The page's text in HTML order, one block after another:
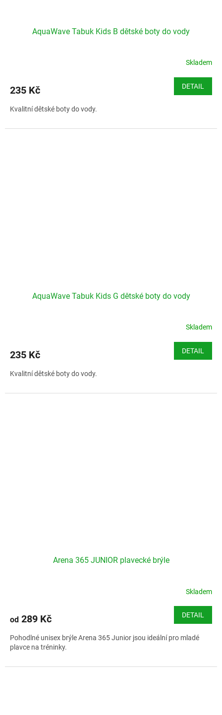
AquaWave Tabuk Kids B dětské boty do vody
Skladem
235 Kč DETAIL
Kvalitní dětské boty do vody.
AquaWave Tabuk Kids G dětské boty do vody
Skladem
235 Kč DETAIL
Kvalitní dětské boty do vody.
Arena 365 JUNIOR plavecké brýle
Skladem
od 289 Kč DETAIL
Pohodlné unisex brýle Arena 365 Junior jsou ideální pro mladé
plavce na tréninky.